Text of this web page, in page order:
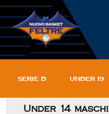
Serie D Under 19
Under 14